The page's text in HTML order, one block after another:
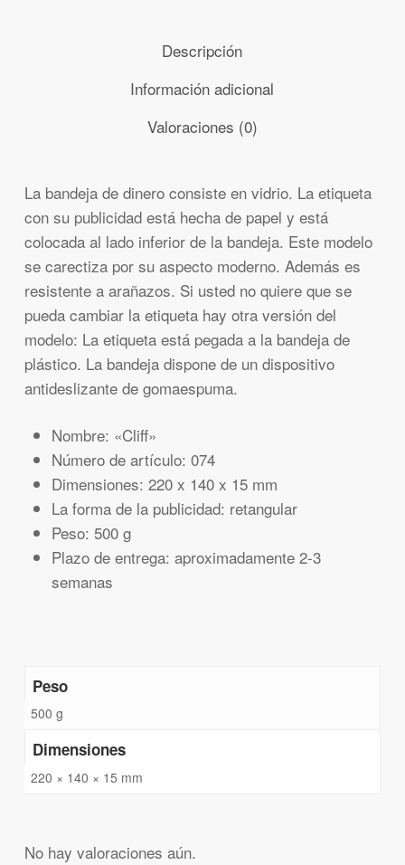
Descripción
Información adicional
Valoraciones (0)
La bandeja de dinero consiste en vidrio. La etiqueta
con su publicidad está hecha de papel y está
colocada al lado inferior de la bandeja. Este modelo
se carectiza por su aspecto moderno. Además es
resistente a arañazos. Si usted no quiere que se
pueda cambiar la etiqueta hay otra versión del
modelo: La etiqueta está pegada a la bandeja de
plástico. La bandeja dispone de un dispositivo
antideslizante de gomaespuma.
Nombre: «Cliff»
Número de artículo: 074
Dimensiones: 220 x 140 x 15 mm
La forma de la publicidad: retangular
Peso: 500 g
Plazo de entrega: aproximadamente 2-3
semanas
Peso
500 g
Dimensiones
220 × 140 × 15 mm
No hay valoraciones aún.